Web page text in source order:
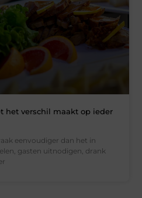
het verschil maakt op ieder
eenvoudiger dan het in
gasten uitnodigen, drank